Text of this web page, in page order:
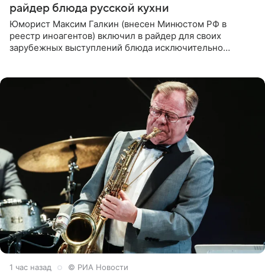
райдер блюда русской кухни
Юморист Максим Галкин (внесен Минюстом РФ в
реестр иноагентов) включил в райдер для своих
зарубежных выступлений блюда исключительно
1 час назад © РИА Новости